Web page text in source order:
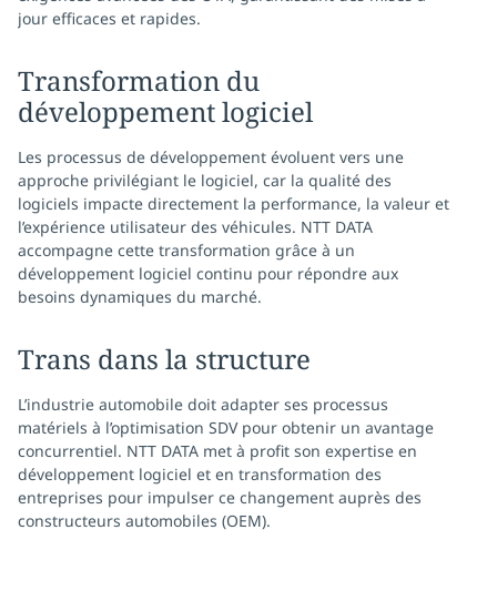
jour efficaces et rapides.
Transformation du
développement logiciel
Les processus de développement évoluent vers une
approche privilégiant le logiciel, car la qualité des
logiciels impacte directement la performance, la valeur et
l’expérience utilisateur des véhicules. NTT DATA
accompagne cette transformation grâce à un
développement logiciel continu pour répondre aux
besoins dynamiques du marché.
Trans dans la structure
L’industrie automobile doit adapter ses processus
matériels à l’optimisation SDV pour obtenir un avantage
concurrentiel. NTT DATA met à profit son expertise en
développement logiciel et en transformation des
entreprises pour impulser ce changement auprès des
constructeurs automobiles (OEM).